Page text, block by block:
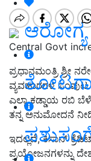
ಆರೋಗ್ಯ
Central Govt
ಪ್ರಧಾನಮಂತ್ರಿ ಶ್ರೀ
ವ್ಯವಹಾರಗಳ
ಎಲ್ಲಾ ಕಡ್ಡಾಯ ರಬಿ
ತನ್ನ ಅನುಮೋದನೆ
ಇದಲ್ಲದೆ, ಕಿಸಾನ್
ಪ್ರಯೋಜನಗಳನ್ನು